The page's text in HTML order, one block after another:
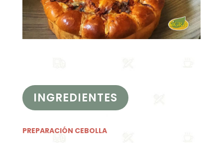
INGREDIENTES
PREPARACIÓN CEBOLLA